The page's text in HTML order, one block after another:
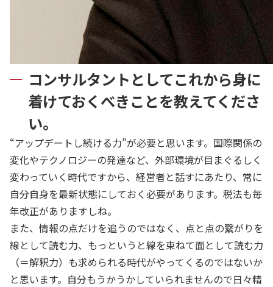
コンサルタントとしてこれから身に
着けておくべきことを教えてくださ
い。
“アップデートし続ける力”が必要と思います。国際関係の
変化やテクノロジーの発達など、外部環境が目まぐるしく
変わっていく時代ですから、経営者と話すにあたり、常に
自分自身を最新状態にしておく必要があります。税法も毎
年改正がありますしね。
また、情報の点だけを追うのではなく、点と点の繋がりを
線として読む力、もっというと線を束ねて面として読む力
（＝解釈力）も求められる時代がやってくるのではないか
と思います。自分もうかうかしていられませんので日々精